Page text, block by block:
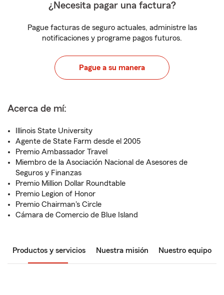
¿Necesita pagar una factura?
Pague facturas de seguro actuales, administre las
notificaciones y programe pagos futuros.
Pague a su manera
Acerca de mí:
Illinois State University
Agente de State Farm desde el 2005
Premio Ambassador Travel
Miembro de la Asociación Nacional de Asesores de
Seguros y Finanzas
Premio Million Dollar Roundtable
Premio Legion of Honor
Premio Chairman's Circle
Cámara de Comercio de Blue Island
Productos y servicios Nuestra misión Nuestro equipo